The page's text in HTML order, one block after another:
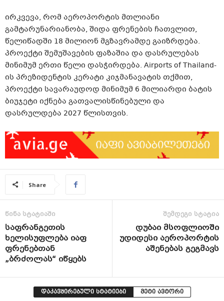
ირკვევა, რომ აეროპორტის მთლიანი
გამტარუნარიანობა, შიდა ფრენების ჩათვლით,
წელიწადში 18 მილიონ მგზავრამდე გაიზრდება.
პროექტი შემუშავების ფაზაშია და დასრულებას
მინიმუმ ერთი წელი დასჭირდება. Airports of Thailand-
ის პრეზიდენტის კერატი კიჯმანავატის თქმით,
პროექტი სავარაუდოდ მინიმუმ 6 მილიარდი ბატის
ბიუჯეტი იქნება გათვალისწინებული და
დასრულდება 2027 წლისთვის.
Share
წინა სტატიაში
საფრანგეთის
ხელისუფლება იაფ
ფრენებთან
„ბრძოლას“ იწყებს
შემდეგი სტატია
დუბაი მსოფლიოში
უდიდესი აეროპორტის
აშენებას გეგმავს
დაკავშირებული სტატიები მეტი ავტორი